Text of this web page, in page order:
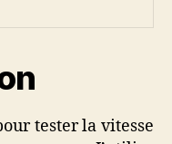
tester la vitesse